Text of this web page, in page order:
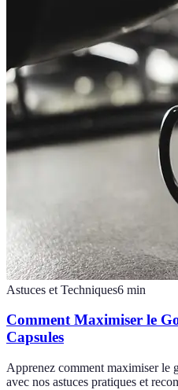
Astuces et Techniques6 min
Comment Maximiser le
Capsules
Apprenez comment maximiser le
avec nos astuces pratiques et